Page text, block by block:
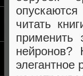
читать
применить
элегантное